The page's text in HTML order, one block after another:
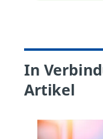
In
Artikel